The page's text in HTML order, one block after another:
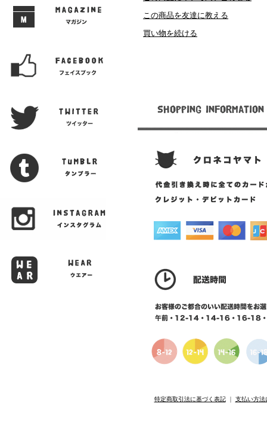
この商品を友達に教える
買い物を続ける
特定商取引法に基づく表記｜ 支払い方法